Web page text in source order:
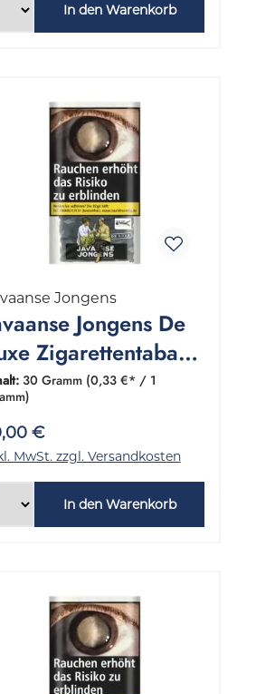
In den Warenkorb
Jongens
Jongens De
Zigarettentabak
30 Gramm
30 Gramm (0,33 €* / 1
€
MwSt. zzgl. Versandkosten
In den Warenkorb